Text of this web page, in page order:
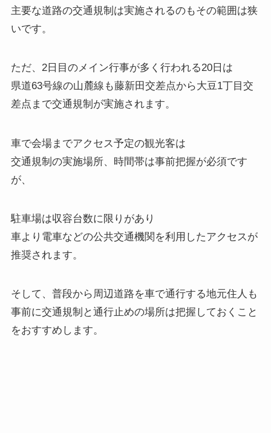
主要な道路の交通規制は実施されるのもその範囲は狭
いです。
ただ、2日目のメイン行事が多く行われる20日は
県道63号線の山麓線も藤新田交差点から大豆1丁目交
差点まで交通規制が実施されます。
車で会場までアクセス予定の観光客は
交通規制の実施場所、時間帯は事前把握が必須です
が、
駐車場は収容台数に限りがあり
車より電車などの公共交通機関を利用したアクセスが
推奨されます。
そして、普段から周辺道路を車で通行する地元住人も
事前に交通規制と通行止めの場所は把握しておくこと
をおすすめします。